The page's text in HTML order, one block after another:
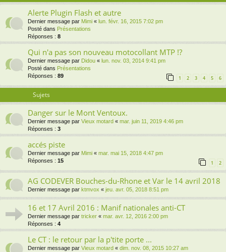
h
Alerte Plugin Flash et autre
Dernier message par Mimi « lun. févr. 16, 2015 7:02 pm
Posté dans Présentations
Réponses : 8
Qui n'a pas son nouveau motocollant MTP !?
Dernier message par Didou « lun. nov. 03, 2014 9:41 pm
Posté dans Présentations
Réponses : 89 1 2 3 4 5 6
Sujets
Danger sur le Mont Ventoux.
Dernier message par Vieux motard « mar. juin 11, 2019 4:46 pm
Réponses : 3
accés piste
Dernier message par Mimi « mar. mai 15, 2018 4:47 pm
Réponses : 15 1 2
AG CODEVER Bouches-du-Rhone et Var le 14 avril 2018
Dernier message par ktmvox « jeu. avr. 05, 2018 8:51 pm
16 et 17 Avril 2016 : Manif nationales anti-CT
Dernier message par tricker « mar. avr. 12, 2016 2:00 pm
Réponses : 4
Le CT : le retour par la p'tite porte ...
Dernier message par Vieux motard « dim. nov. 08, 2015 10:27 am